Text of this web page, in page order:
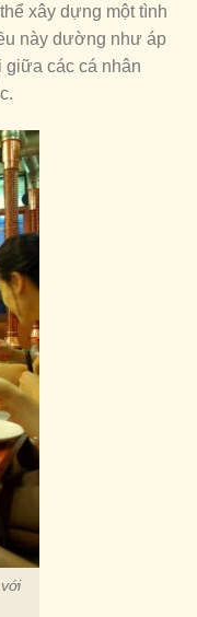
xây dựng một tình
này dường như áp
giữa các cá nhân